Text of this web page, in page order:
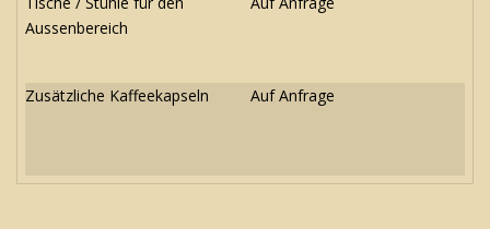
Aussenbereich
Zusätzliche Kaffeekapseln Auf Anfrage